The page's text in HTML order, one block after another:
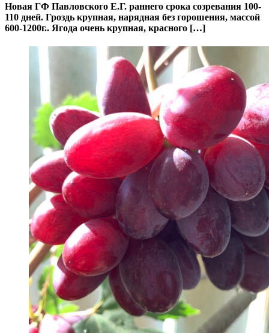
Новая ГФ Павловского Е.Г. раннего срока созревания 100-
110 дней. Гроздь крупная, нарядная без горошения, массой
600-1200г.. Ягода очень крупная, красного […]